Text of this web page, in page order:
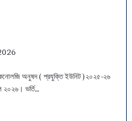
টেকনোলজি অনুষদ ( প্রযুক্তি ইউনিট )২০২৫-২৬
২০২৬। ভর্তি…